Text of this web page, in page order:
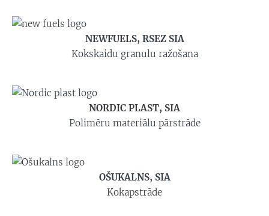
NEWFUELS, RSEZ SIA
Kokskaidu granulu ražošana
NORDIC PLAST, SIA
Polimēru materiālu pārstrāde
OŠUKALNS, SIA
Kokapstrāde